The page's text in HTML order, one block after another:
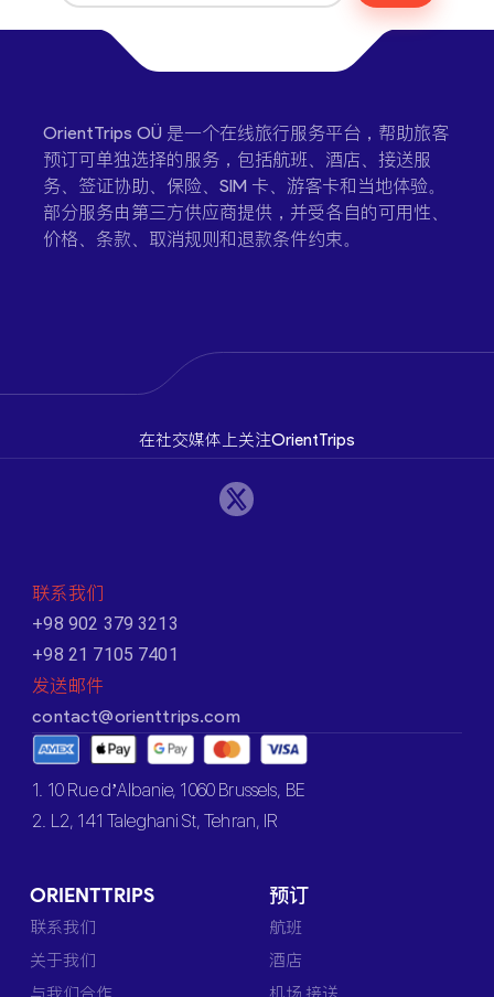
OrientTrips OÜ 是一个在线旅行服务平台，帮助旅客
预订可单独选择的服务，包括航班、酒店、接送服
务、签证协助、保险、SIM 卡、游客卡和当地体验。
部分服务由第三方供应商提供，并受各自的可用性、
价格、条款、取消规则和退款条件约束。
在社交媒体上关注OrientTrips
联系我们
+98 902 379 3213
+98 21 7105 7401
发送邮件
contact@orienttrips.com
1. 10 Rue d’Albanie, 1060 Brussels, BE
2. L2, 141 Taleghani St, Tehran, IR
ORIENTTRIPS
联系我们
关于我们
预订
航班
酒店